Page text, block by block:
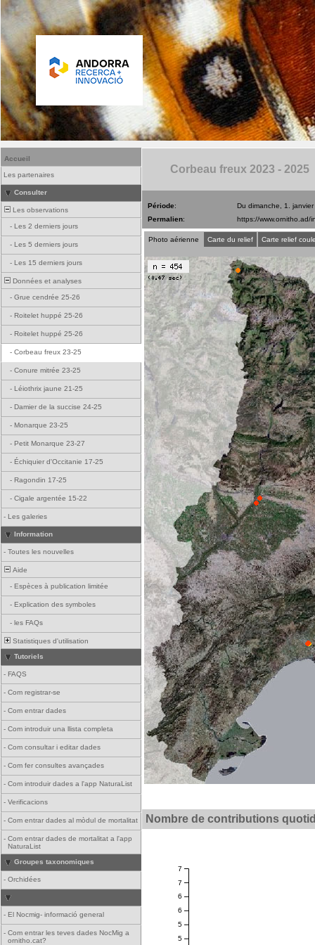
Accueil
Les partenaires
Consulter
Les observations
- Les 2 derniers jours
- Les 5 derniers jours
- Les 15 derniers jours
Données et analyses
- Grue cendrée 25-26
- Roitelet huppé 25-26
- Roitelet huppé 25-26
- Corbeau freux 23-25
- Conure mitrée 23-25
- Léiothrix jaune 21-25
- Damier de la succise 24-25
- Monarque 23-25
- Petit Monarque 23-27
- Échiquier d'Occitanie 17-25
- Ragondin 17-25
- Cigale argentée 15-22
- Les galeries
Information
- Toutes les nouvelles
Aide
- Espèces à publication limitée
- Explication des symboles
- les FAQs
Statistiques d'utilisation
Tutoriels
- FAQS
- Com registrar-se
- Com entrar dades
- Com introduir una llista completa
- Com consultar i editar dades
- Com fer consultes avançades
- Com introduir dades a l'app NaturaList
- Verificacions
- Com entrar dades al mòdul de mortalitat
- Com entrar dades de mortalitat a l'app
NaturaList
Groupes taxonomiques
- Orchidées
- El Nocmig- informació general
- Com entrar les teves dades NocMig a
ornitho.cat?
Corbeau freux 2023 - 2025
Période:
Du dimanche, 1.
Permalien:
Photo aérienne Carte du relief Carte relief
Nombre de contributions
5
5
6
6
7
7